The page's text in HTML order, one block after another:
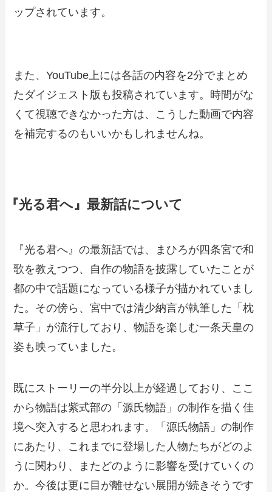
ップされています。
また、YouTube上には各話の内容を2分でまとめ
たダイジェスト版も投稿されています。時間がな
くて視聴できなかった方は、こうした動画で内容
を補完するのもいいかもしれませんね。
『光る君へ』最新話について
『光る君へ』の最新話では、まひろが四条宮で和
歌を教えつつ、自作の物語を披露していたことが
都の中で話題になっている様子が描かれていまし
た。その傍ら、宮中では清少納言が執筆した「枕
草子」が流行しており、物語を楽しむ一条天皇の
姿も映っていました。
既にストーリーの半分以上が経過しており、ここ
から物語は紫式部の「源氏物語」の制作を描く佳
境へ突入すると思われます。「源氏物語」の制作
にあたり、これまでに登場した人物たちがどのよ
うに関わり、またどのように影響を受けていくの
か。今後は更に目が離せない展開が続きそうです